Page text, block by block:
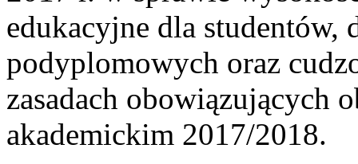
edukacyjne dla studentów,
podyplomowych oraz
zasadach obowiązujących
akademickim 2017/2018.